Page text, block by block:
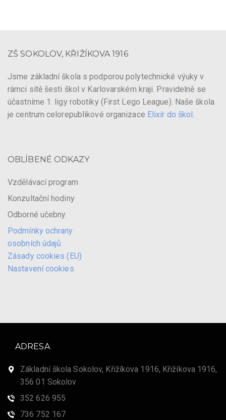
ZŠ SOKOLOV, KŘIŽÍKOVA 1916
Jsme základní škola s podporou polytechnické výuky v
rámci sítě šesti škol v Karlovarském kraji. Pravidelně se
účastníme 1. ligy robotiky (First Lego League). Naše škola
je centrum celorepublikové organizace Elixír do škol
OBLÍBENÉ ODKAZY
Vzdělávací program
Konzultační hodiny
Odborné učebny
Podmínky ochrany
osobních údajů
Zásady cookies (EU)
Nastavení cookies
ADRESA
Základní škola Sokolov, Křižíkova 1916, Křižíkova 1916,
356 01 Sokolov
352 626 955
736 752 167